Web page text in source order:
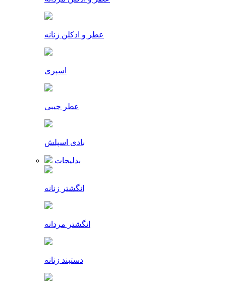
عطر و ادکلن زنانه
اسپری
عطر جیبی
بادی اسپلش
بدلیجات
انگشتر زنانه
انگشتر مردانه
دستبند زنانه